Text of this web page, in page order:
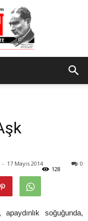
- 17 Mayıs 2014 0
128
soğuğunda,